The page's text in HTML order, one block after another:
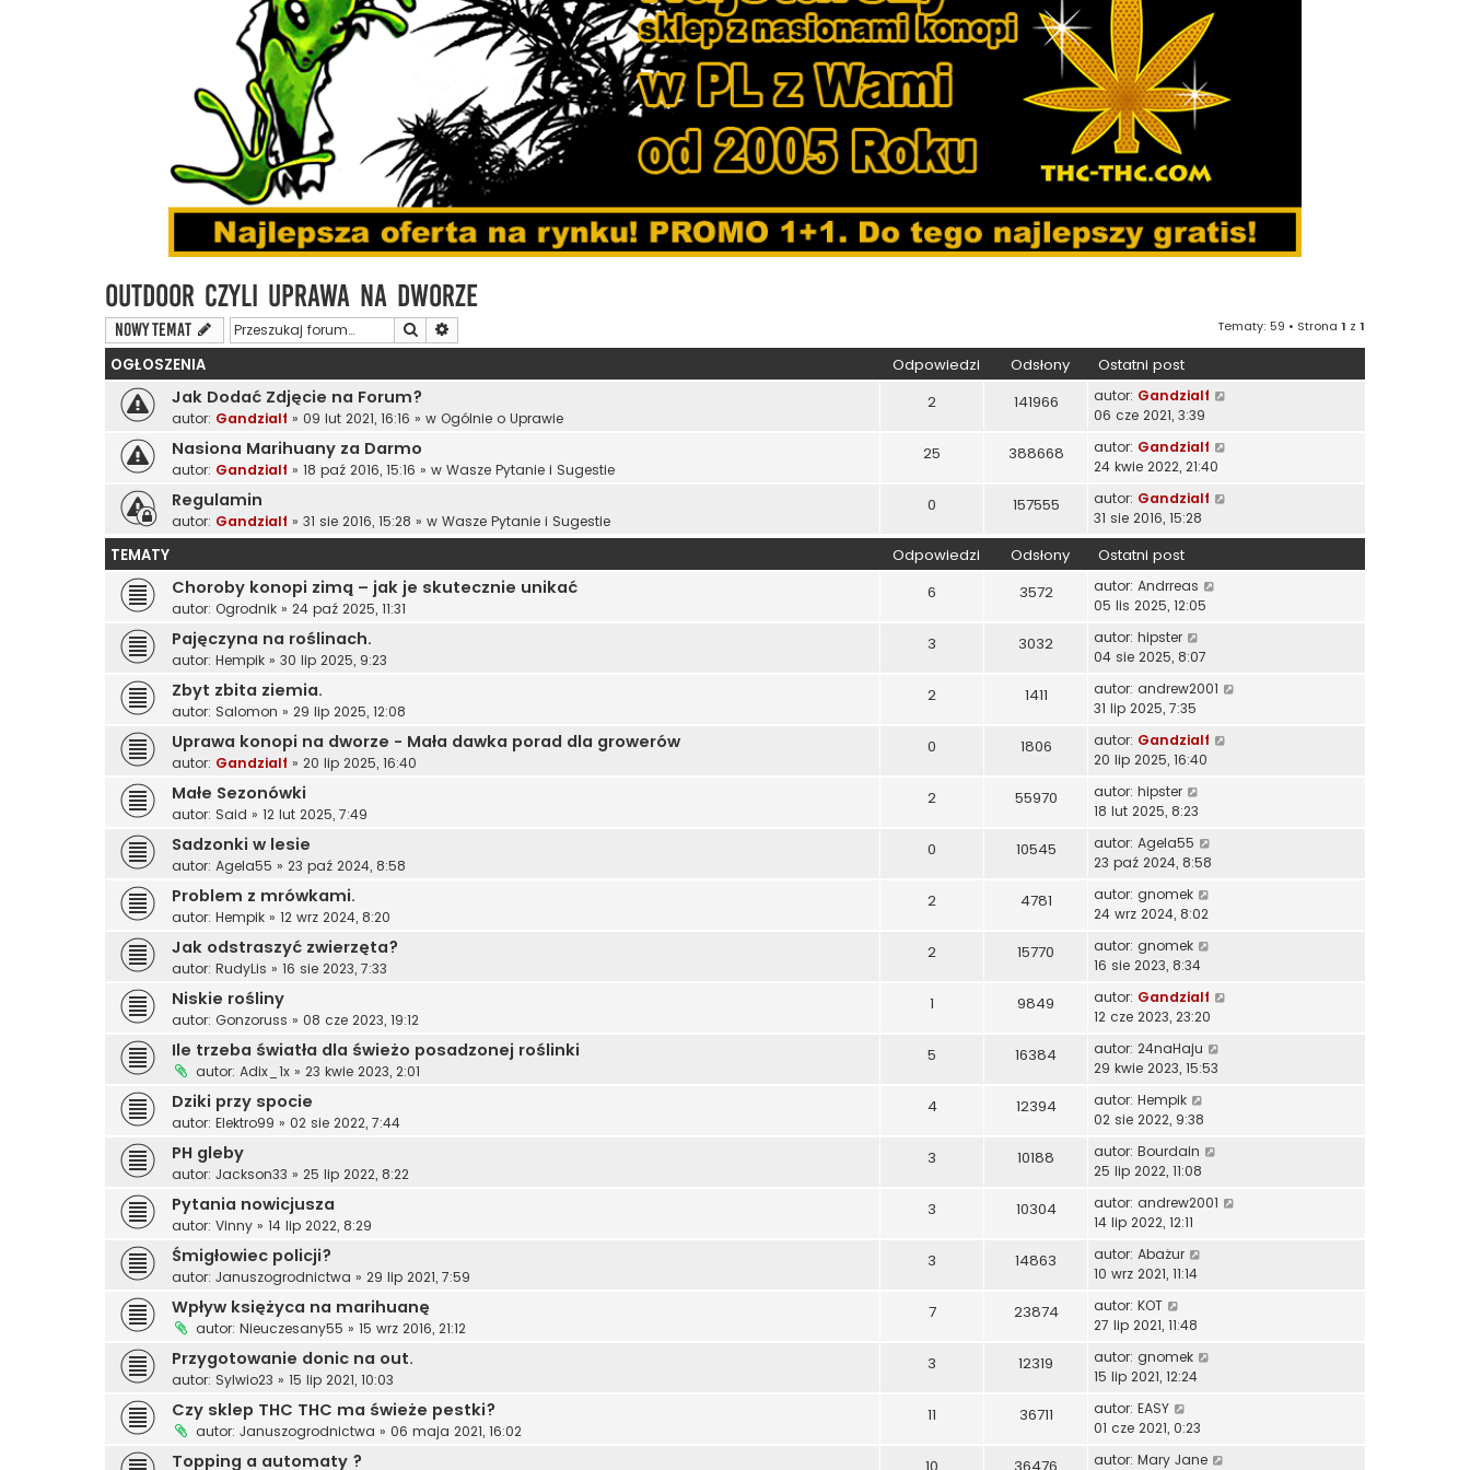
Outdoor czyli Uprawa na Dworze
NOWY TEMAT Szukaj Tematy: 59 • Strona 1 z 1
OGŁOSZENIA Odpowiedzi Odsłony Ostatni post
Jak Dodać Zdjęcie na Forum?
autor: Gandzialf » 09 lut 2021, 16:16 » w Ogólnie o Uprawie
2 141966 autor: Gandzialf
06 cze 2021, 3:39
Nasiona Marihuany za Darmo
autor: Gandzialf » 18 paź 2016, 15:16 » w Wasze Pytanie i Sugestie
25 388668 autor: Gandzialf
24 kwie 2022, 21:40
Regulamin
autor: Gandzialf » 31 sie 2016, 15:28 » w Wasze Pytanie i Sugestie
0 157555 autor: Gandzialf
31 sie 2016, 15:28
TEMATY Odpowiedzi Odsłony Ostatni post
Choroby konopi zimą – jak je skutecznie unikać
autor: Ogrodnik » 24 paź 2025, 11:31
6 3572 autor: Andrreas
05 lis 2025, 12:05
Pajęczyna na roślinach.
autor: Hempik » 30 lip 2025, 9:23
3 3032 autor: hipster
04 sie 2025, 8:07
Zbyt zbita ziemia.
autor: Salomon » 29 lip 2025, 12:08
2 1411 autor: andrew2001
31 lip 2025, 7:35
Uprawa konopi na dworze - Mała dawka porad dla growerów
autor: Gandzialf » 20 lip 2025, 16:40
0 1806 autor: Gandzialf
20 lip 2025, 16:40
Małe Sezonówki
autor: Said » 12 lut 2025, 7:49
2 55970 autor: hipster
18 lut 2025, 8:23
Sadzonki w lesie
autor: Agela55 » 23 paź 2024, 8:58
0 10545 autor: Agela55
23 paź 2024, 8:58
Problem z mrówkami.
autor: Hempik » 12 wrz 2024, 8:20
2 4781 autor: gnomek
24 wrz 2024, 8:02
Jak odstraszyć zwierzęta?
autor: RudyLis » 16 sie 2023, 7:33
2 15770 autor: gnomek
16 sie 2023, 8:34
Niskie rośliny
autor: Gonzoruss » 08 cze 2023, 19:12
1 9849 autor: Gandzialf
12 cze 2023, 23:20
Ile trzeba światła dla świeżo posadzonej roślinki
autor: Adix_1x » 23 kwie 2023, 2:01
5 16384 autor: 24naHaju
29 kwie 2023, 15:53
Dziki przy spocie
autor: Elektro99 » 02 sie 2022, 7:44
4 12394 autor: Hempik
02 sie 2022, 9:38
PH gleby
autor: Jackson33 » 25 lip 2022, 8:22
3 10188 autor: Bourdain
25 lip 2022, 11:08
Pytania nowicjusza
autor: Vinny » 14 lip 2022, 8:29
3 10304 autor: andrew2001
14 lip 2022, 12:11
Śmigłowiec policji?
autor: Januszogrodnictwa » 29 lip 2021, 7:59
3 14863 autor: Abażur
10 wrz 2021, 11:14
Wpływ księżyca na marihuanę
autor: Nieuczesany55 » 15 wrz 2016, 21:12
7 23874 autor: KOT
27 lip 2021, 11:48
Przygotowanie donic na out.
autor: Sylwio23 » 15 lip 2021, 10:03
3 12319 autor: gnomek
15 lip 2021, 12:24
Czy sklep THC THC ma świeże pestki?
autor: Januszogrodnictwa » 06 maja 2021, 16:02
11 36711 autor: EASY
01 cze 2021, 0:23
Topping a automaty ? autor: Mary Jane